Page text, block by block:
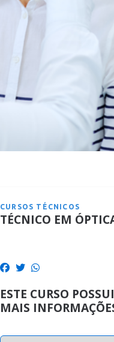
CURSOS TÉCNICOS
TÉCNICO EM
ESTE CURSO
MAIS